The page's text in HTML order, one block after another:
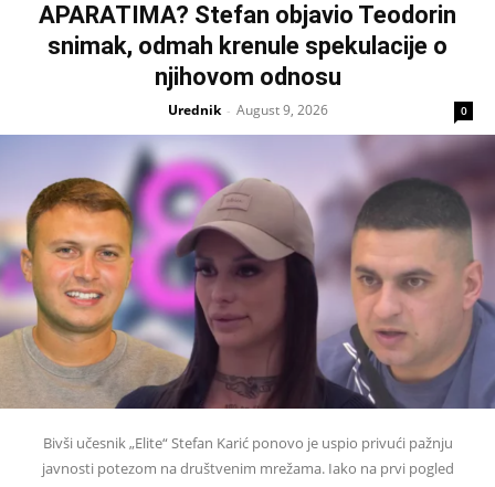
APARATIMA? Stefan objavio Teodorin
snimak, odmah krenule spekulacije o
njihovom odnosu
Urednik - August 9, 2026 0
Bivši učesnik „Elite“ Stefan Karić ponovo je uspio privući pažnju
javnosti potezom na društvenim mrežama. Iako na prvi pogled